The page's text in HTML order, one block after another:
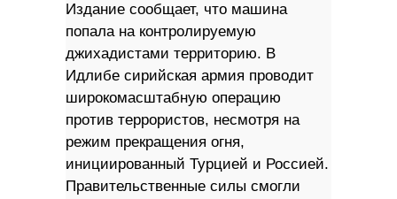
Издание сообщает, что машина
попала на контролируемую
джихадистами территорию. В
Идлибе сирийская армия проводит
широкомасштабную операцию
против террористов, несмотря на
режим прекращения огня,
инициированный Турцией и Россией.
Правительственные силы смогли